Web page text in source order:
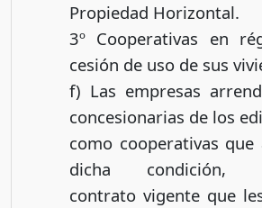
Propiedad Horizontal.
3º Cooperativas en
cesión de uso de sus
f) Las empresas
concesionarias de los
como cooperativas que
dicha condición,
contrato vigente que